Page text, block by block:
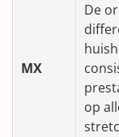
MX
De
op